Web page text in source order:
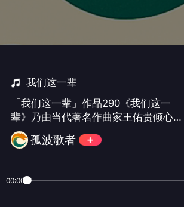
我们这一辈
「我们这一辈」作品290《我们这一
辈》乃由当代著名作曲家王佑贵倾心创
作并亲自演唱的一首深情之作。金龙吟
唱之演绎，则在此基础上更添一抹声乐
艺术之华彩。他以《我们这一辈》固有
男高音那明亮通透、宽广悠扬的音色特
孤波歌者
00:00